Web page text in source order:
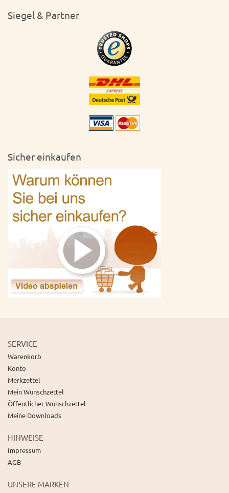
Siegel & Partner
Sicher einkaufen
SERVICE
Warenkorb
Konto
Merkzettel
Mein Wunschzettel
Öffentlicher Wunschzettel
Meine Downloads
HINWEISE
Impressum
AGB
UNSERE MARKEN